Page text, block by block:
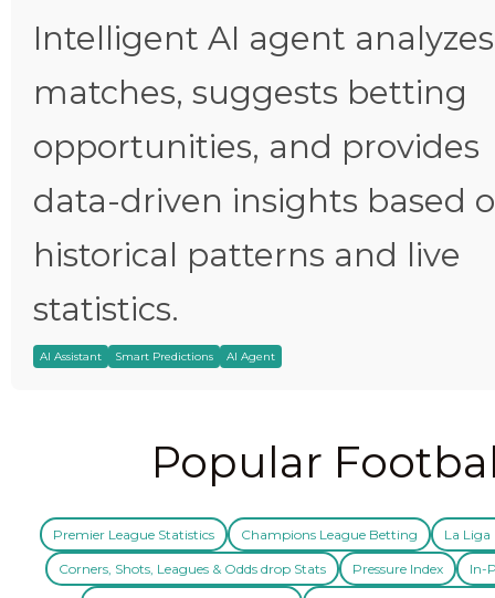
Intelligent AI agent analyzes
matches, suggests betting
opportunities, and provides
data-driven insights based
historical patterns and live
statistics.
AI Assistant Smart Predictions AI Agent
Popular
Premier League Statistics Champions League Betting La Liga
Corners, Shots, Leagues & Odds drop Stats Pressure Index In-